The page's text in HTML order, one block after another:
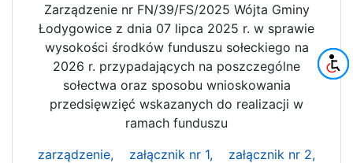
Zarządzenie nr FN/39/FS/2025 Wójta Gminy
Łodygowice z dnia 07 lipca 2025 r. w sprawie
wysokości środków funduszu sołeckiego na
2026 r. przypadających na poszczególne
sołectwa oraz sposobu wnioskowania
przedsięwzięć wskazanych do realizacji w
ramach funduszu
zarządzenie,
załącznik nr 1,
załącznik nr 2,